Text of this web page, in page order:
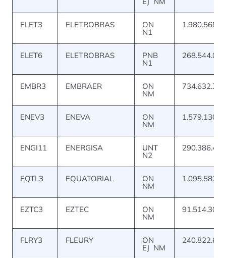
ELET3 ELETROBRAS ON
N1
ELET6 ELETROBRAS PNB
N1
268.544.014
EMBR3 EMBRAER ON
NM
734.632.705
ENEV3 ENEVA ON
NM
ENGI11 ENERGISA UNT
N2
290.386.402
EQTL3 EQUATORIAL ON
NM
EZTC3 EZTEC ON
NM
91.514.307
FLRY3 FLEURY ON
EJ NM
240.822.651